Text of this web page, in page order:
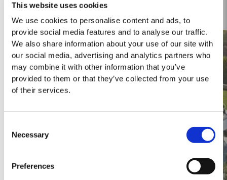
This website uses cookies
We use cookies to personalise content and ads, to
provide social media features and to analyse our traffic.
We also share information about your use of our site with
our social media, advertising and analytics partners who
may combine it with other information that you’ve
provided to them or that they’ve collected from your use
of their services.
Selection
Necessary
Preferences